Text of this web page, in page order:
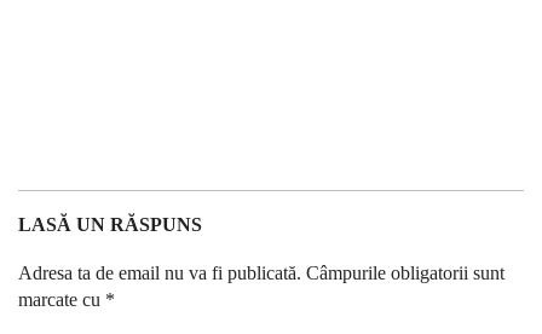
LASĂ UN RĂSPUNS
Adresa ta de email nu va fi publicată. Câmpurile obligatorii sunt
marcate cu *